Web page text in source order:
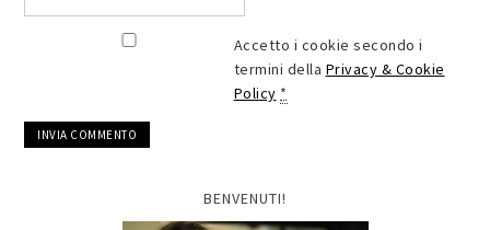
Accetto i cookie secondo i
termini della Privacy & Cookie
Policy *
BENVENUTI!